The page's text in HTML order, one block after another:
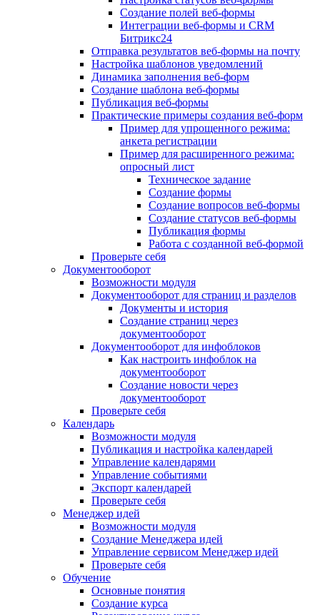
Создание полей веб-формы
Интеграции веб-формы и CRM
Битрикс24
Отправка результатов веб-формы на почту
Настройка шаблонов уведомлений
Динамика заполнения веб-форм
Создание шаблона веб-формы
Публикация веб-формы
Практические примеры создания веб-форм
Пример для упрощенного режима:
анкета регистрации
Пример для расширенного режима:
опросный лист
Техническое задание
Создание формы
Создание вопросов веб-формы
Создание статусов веб-формы
Публикация формы
Работа с созданной веб-формой
Проверьте себя
Документооборот
Возможности модуля
Документооборот для страниц и разделов
Документы и история
Создание страниц через
документооборот
Документооборот для инфоблоков
Как настроить инфоблок на
документооборот
Создание новости через
документооборот
Проверьте себя
Календарь
Возможности модуля
Публикация и настройка календарей
Управление календарями
Управление событиями
Экспорт календарей
Проверьте себя
Менеджер идей
Возможности модуля
Создание Менеджера идей
Управление сервисом Менеджер идей
Проверьте себя
Обучение
Основные понятия
Создание курса